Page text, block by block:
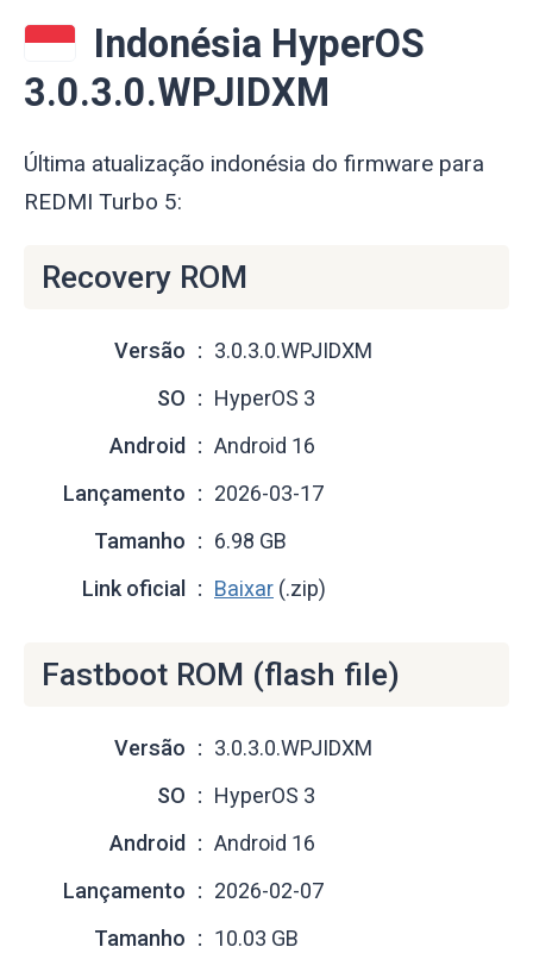
Indonésia HyperOS
3.0.3.0.WPJIDXM
Última atualização indonésia do firmware para
REDMI Turbo 5:
Recovery ROM
Versão
3.0.3.0.WPJIDXM
SO
HyperOS 3
Android
Android 16
Lançamento
2026-03-17
Tamanho
6.98 GB
Link oficial
Baixar (.zip)
Fastboot ROM (flash file)
Versão
3.0.3.0.WPJIDXM
SO
HyperOS 3
Android
Android 16
Lançamento
2026-02-07
Tamanho
10.03 GB